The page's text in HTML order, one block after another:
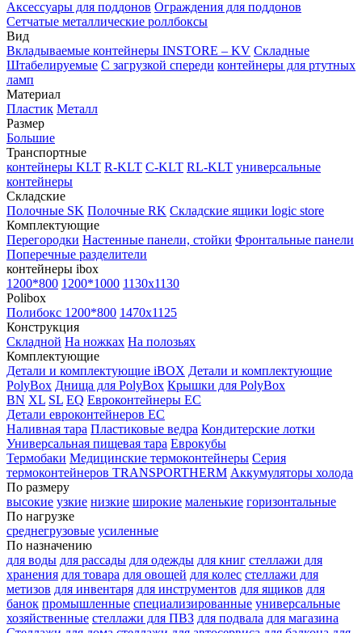
Аксессуары для поддонов Ограждения для поддонов
Сетчатые металлические роллбоксы
Вид
Вкладываемые контейнеры INSTORE – KV Складные
Штабелируемые С загрузкой спереди контейнеры для ртутных
ламп
Материал
Пластик Металл
Размер
Большие
Транспортные
контейнеры KLT R-KLT C-KLT RL-KLT универсальные
контейнеры
Складские
Полочные SK Полочные RK Складские ящики logic store
Комплектующие
Перегородки Настенные панели, стойки Фронтальные панели
Поперечные разделители
контейнеры ibox
1200*800 1200*1000 1130x1130
Polibox
Полибокс 1200*800 1470х1125
Конструкция
Складной На ножках На полозьях
Комплектующие
Детали и комплектующие iBOX Детали и комплектующие
PolyBox Днища для PolyBox Крышки для PolyBox
BN XL SL EQ Евроконтейнеры EC
Детали евроконтейнеров EC
Наливная тара Пластиковые ведра Кондитерские лотки
Универсальная пищевая тара Еврокубы
Термобаки Медицинские термоконтейнеры Серия
термоконтейнеров TRANSPORTHERM Аккумуляторы холода
По размеру
высокие узкие низкие широкие маленькие горизонтальные
По нагрузке
среднегрузовые усиленные
По назначению
для воды для рассады для одежды для книг стеллажи для
хранения для товара для овощей для колес стеллажи для
метизов для инвентаря для инструментов для ящиков для
банок промышленные специализированные универсальные
хозяйственные стеллажи для ПВЗ для подвала для магазина